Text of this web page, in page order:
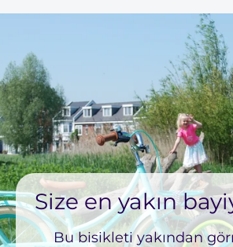
Size en yakın
Bu bisikleti yakından